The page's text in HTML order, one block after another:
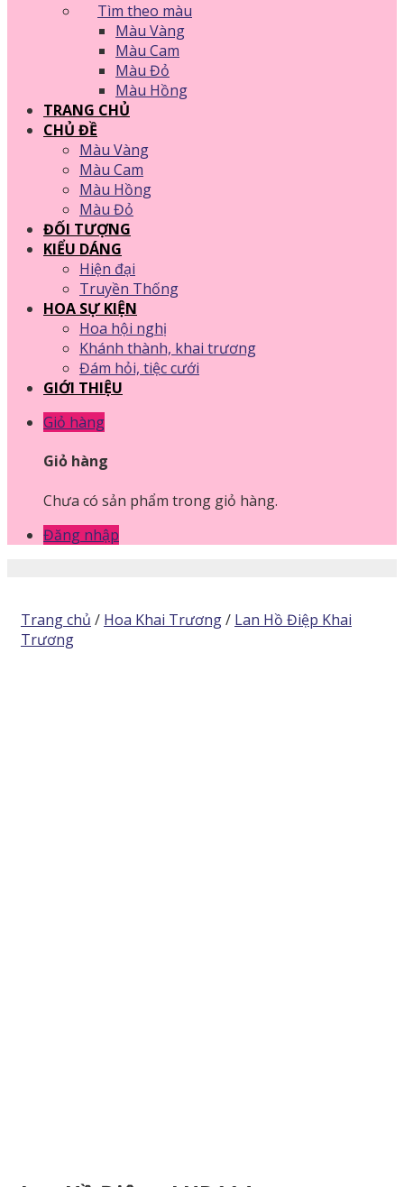
Tìm theo màu
Màu Vàng
Màu Cam
Màu Đỏ
Màu Hồng
TRANG CHỦ
CHỦ ĐỀ
Màu Vàng
Màu Cam
Màu Hồng
Màu Đỏ
ĐỐI TƯỢNG
KIỂU DÁNG
Hiện đại
Truyền Thống
HOA SỰ KIỆN
Hoa hội nghị
Khánh thành, khai trương
Đám hỏi, tiệc cưới
GIỚI THIỆU
Giỏ hàng
Giỏ hàng
Chưa có sản phẩm trong giỏ hàng.
Đăng nhập
Trang chủ / Hoa Khai Trương/ Lan Hồ Điệp Khai
Trương